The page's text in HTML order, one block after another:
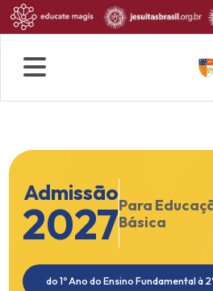
Admissão
2027Para
Básica
do 1º Ano do Ensino Fundamental à